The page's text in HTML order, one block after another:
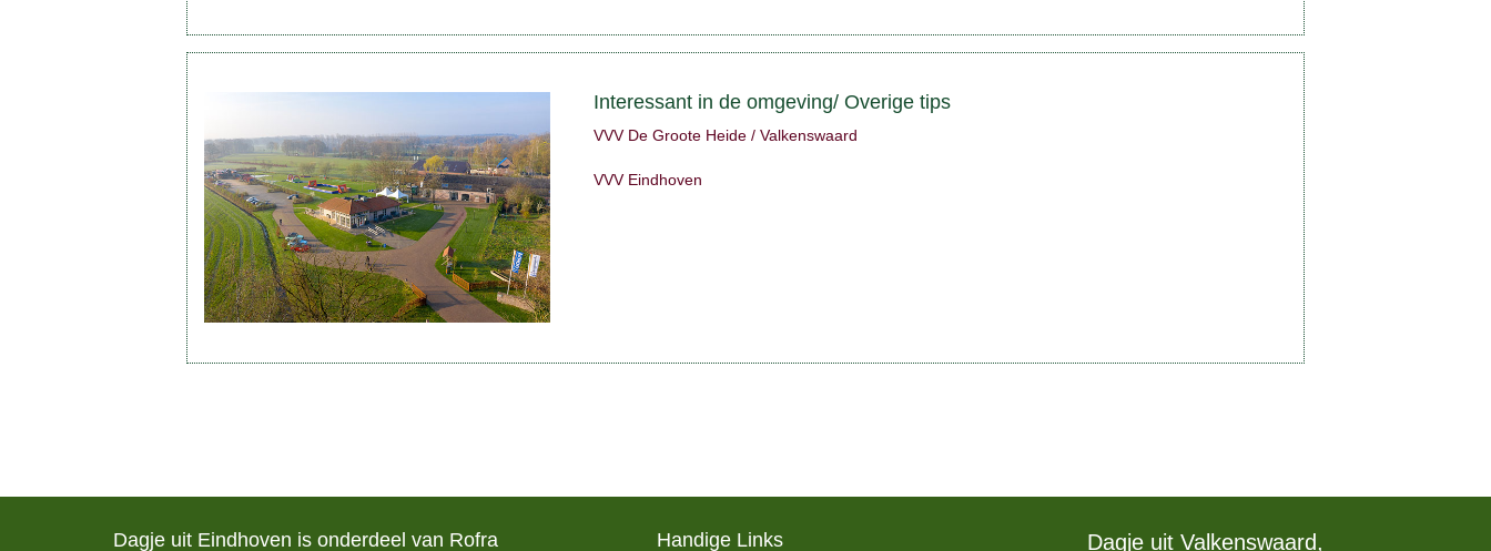
Interessant in de omgeving/ Overige tips
VVV De Groote Heide / Valkenswaard
VVV Eindhoven
Dagje uit Eindhoven is onderdeel van Rofra
Handige Links Dagje uit Valkenswaard,